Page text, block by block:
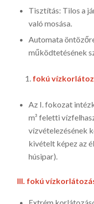
Tisztítás: Tilos a
való mosása.
Automata
működtetésének
fokú
Az I. fokozat
m³ feletti
vízvételezésének
kivételt képez az
húsipar).
III. fokú